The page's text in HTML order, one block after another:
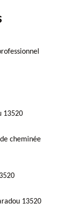
13520
cheminée
13520